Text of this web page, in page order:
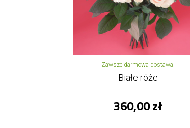
Zawsze darmowa dostawa!
Białe róże
360,00 zł